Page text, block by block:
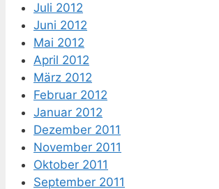
Juli 2012
Juni 2012
Mai 2012
April 2012
März 2012
Februar 2012
Januar 2012
Dezember 2011
November 2011
Oktober 2011
September 2011